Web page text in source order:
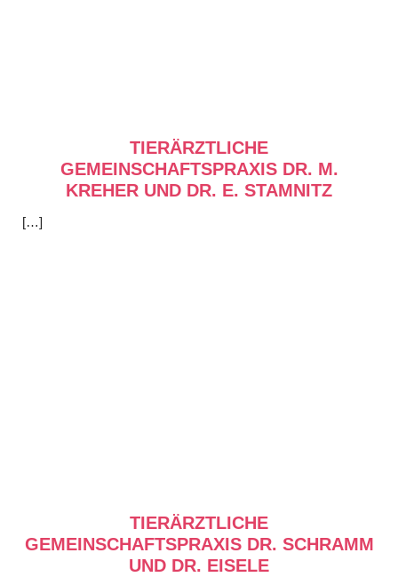
TIERÄRZTLICHE
GEMEINSCHAFTSPRAXIS DR. M.
KREHER UND DR. E. STAMNITZ
[…]
TIERÄRZTLICHE
GEMEINSCHAFTSPRAXIS DR. SCHRAMM
UND DR. EISELE